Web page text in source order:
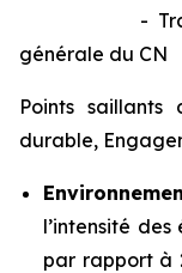
- Tracy
générale du CN
Points
durable,
l’intensité des
par rapport à